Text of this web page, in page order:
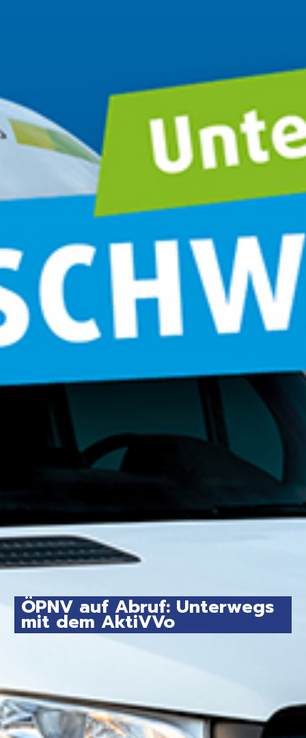
ÖPNV auf Abruf: Unterwegs
mit dem AktiVVo